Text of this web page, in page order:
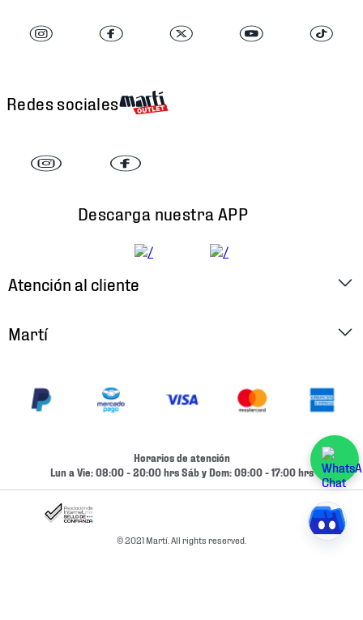
Redes sociales
Descarga nuestra APP
Atención al cliente
Cambios y Devoluciones
Condiciones de Entrega y Devolución Marketplace
Martí
Ubica tu Tienda
Términos y Condiciones
Horarios de atención
Lun a Vie: 08:00 - 20:00 hrs Sáb y Dom: 09:00 - 17:00 hrs
© 2021 Martí. All rights reserved.